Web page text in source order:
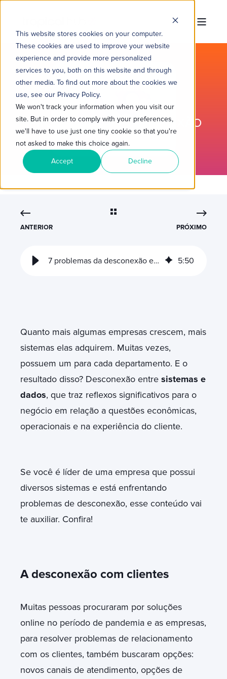
This website stores cookies on your computer.
These cookies are used to improve your website
experience and provide more personalized
services to you, both on this website and through
other media. To find out more about the cookies we
use, see our Privacy Policy.
We won't track your information when you visit our
site. But in order to comply with your preferences,
we'll have to use just one tiny cookie so that you're
not asked to make this choice again.
Accept Decline
4 MIN READ
7 PROBLEMAS DA DESCONEXÃO
ENTRE SISTEMAS E DADOS
ANTERIOR PRÓXIMO
7 problemas da desconexão entre sistemas e dados 5:50
Quanto mais algumas empresas crescem, mais
sistemas elas adquirem. Muitas vezes,
possuem um para cada departamento. E o
resultado disso? Desconexão entre sistemas e
dados, que traz reflexos significativos para o
negócio em relação a questões econômicas,
operacionais e na experiência do cliente.
Se você é líder de uma empresa que possui
diversos sistemas e está enfrentando
problemas de desconexão, esse conteúdo vai
te auxiliar. Confira!
A desconexão com clientes
Muitas pessoas procuraram por soluções
online no período de pandemia e as empresas,
para resolver problemas de relacionamento
com os clientes, também buscaram opções:
novos canais de atendimento, opções de